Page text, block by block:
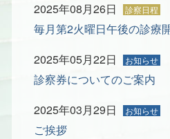
2025年08月26日
毎月第2火曜日午後の診療
2025年05月22日
診察券についてのご案内
2025年03月29日
ご挨拶